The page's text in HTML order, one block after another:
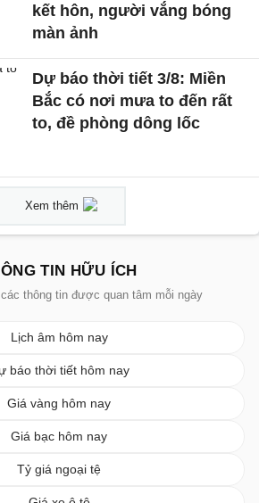
kết hôn, người vắng bóng
màn ảnh
Dự báo thời tiết 3/8: Miền
Bắc có nơi mưa to đến rất
to, đề phòng dông lốc
Xem thêm
TIN HỮU ÍCH
thông tin được quan tâm mỗi ngày
Lịch âm hôm nay
báo thời tiết hôm nay
Giá vàng hôm nay
Giá bạc hôm nay
Tỷ giá ngoại tệ